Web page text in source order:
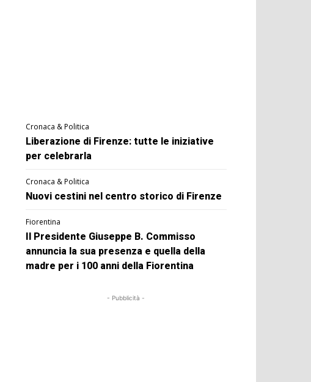
Cronaca & Politica
Liberazione di Firenze: tutte le iniziative
per celebrarla
Cronaca & Politica
Nuovi cestini nel centro storico di Firenze
Fiorentina
Il Presidente Giuseppe B. Commisso
annuncia la sua presenza e quella della
madre per i 100 anni della Fiorentina
- Pubblicità -